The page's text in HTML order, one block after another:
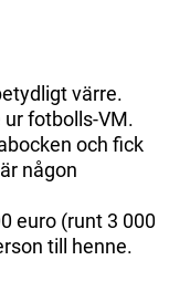
värre.
fotbolls-VM.
och fick
någon
euro (runt 3 000
till henne.